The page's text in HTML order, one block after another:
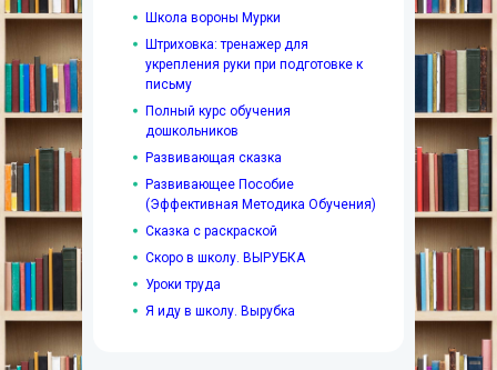
Школа вороны Мурки
Штриховка: тренажер для
укрепления руки при подготовке к
письму
Полный курс обучения
дошкольников
Развивающая сказка
Развивающее Пособие
(Эффективная Методика Обучения)
Сказка с раскраской
Скоро в школу. ВЫРУБКА
Уроки труда
Я иду в школу. Вырубка